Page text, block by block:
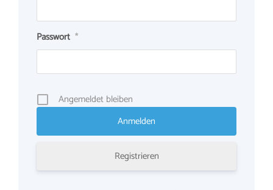
Passwort *
Angemeldet bleiben
Registrieren